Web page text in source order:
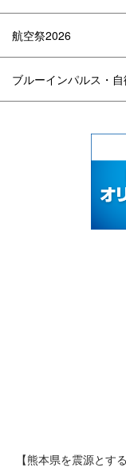
航空祭2026
ブルーインパルス・
true
【熊本県を震源とす